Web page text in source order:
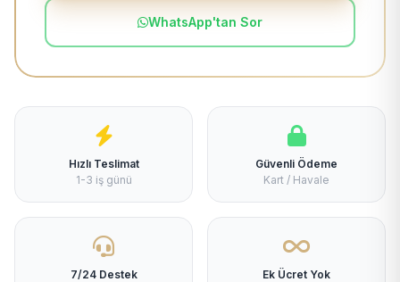
WhatsApp'tan Sor
Hızlı Teslimat
1-3 iş günü
Güvenli Ödeme
Kart / Havale
7/24 Destek
Ek Ücret Yok